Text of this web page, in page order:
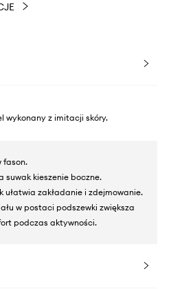
wykonany z imitacji skóry.
fason.
suwak kieszenie boczne.
ułatwia zakładanie i zdejmowanie.
w postaci podszewki zwiększa
podczas aktywności.